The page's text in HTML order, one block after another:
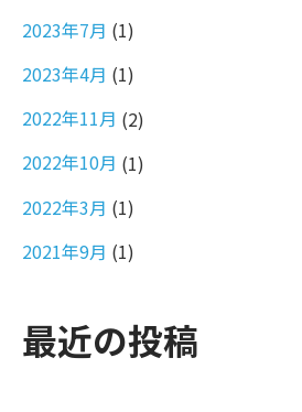
2023年7月 (1)
2023年4月 (1)
2022年11月 (2)
2022年10月 (1)
2022年3月 (1)
2021年9月 (1)
最近の投稿